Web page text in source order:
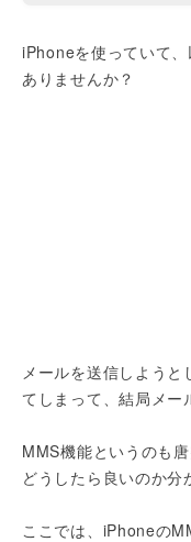
iPhoneを使っていて
ありませんか？
メールを送信しよう
てしまって、結局メー
MMS機能というのも
どうしたら良いのか分
ここでは、iPhoneの